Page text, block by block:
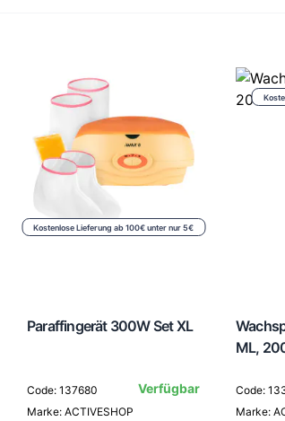
Kostenlose Lieferung ab 100€ unter nur 5€
Paraffingerät 300W Set XL
Code: 137680
Marke: ACTIVESHOP
Verfügbar
ML,
Code:
Marke: